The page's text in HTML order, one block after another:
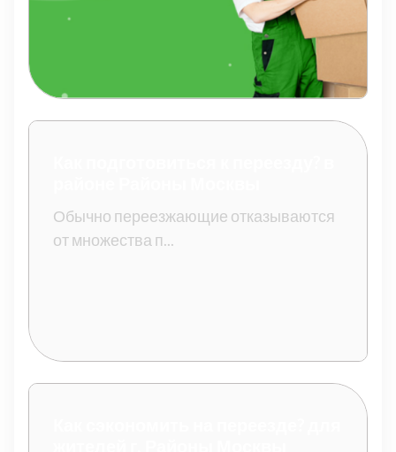
Обычно переезжающие отказываются
от множества п...